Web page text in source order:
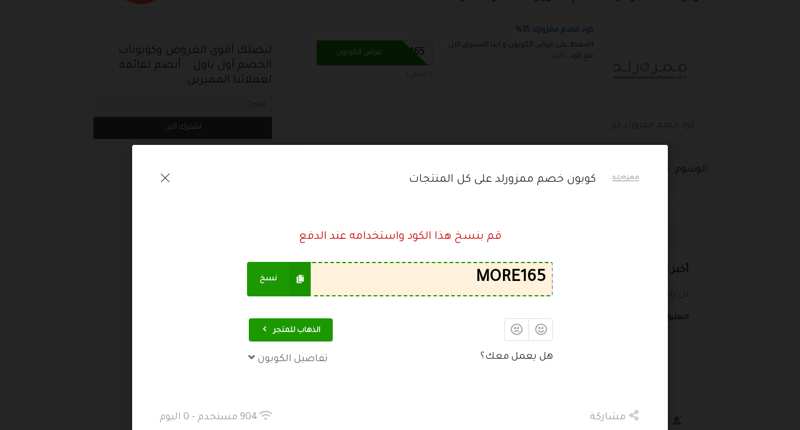
كود خصم ممزورلد 35%
اضغط على عرض الكوبون و ابدا التسوق الان
مع كود
أكثر MORE165 عرض الكوبون
كود خصم
أخبر الآخرين ما المبلغ الذي وفرته
الحقول الإلزامية عليها علامة*
التعليق
*
لتصلك أقوى العروض وكوبونات
الخصم أول باول .. أنضم لقائمة
لعملائنا المميزين
كوبون خصم ممزورلد على كل المنتجات
قم بنسخ هذا الكود واستخدامه عند الدفع
نسخ
الذهاب للمتجر
هل يعمل معك؟ تفاصيل الكوبون
904 مستخدم - 0 اليوم مشاركة